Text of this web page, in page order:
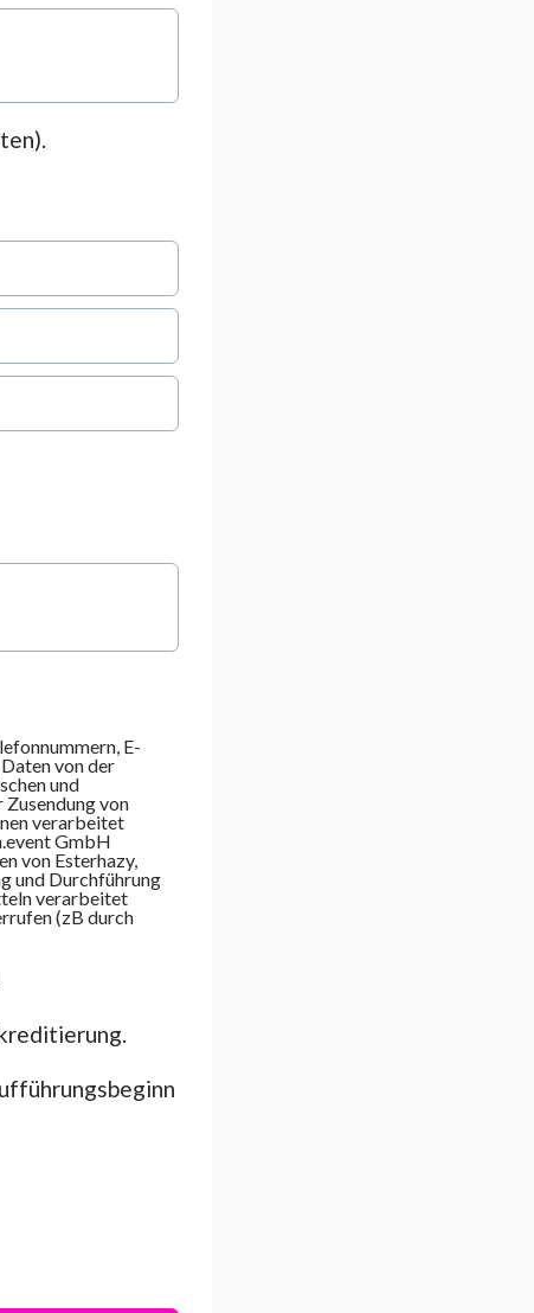
E-
von der
und
von
verarbeitet
GmbH
von Esterhazy,
und Durchführung
verarbeitet
(zB durch